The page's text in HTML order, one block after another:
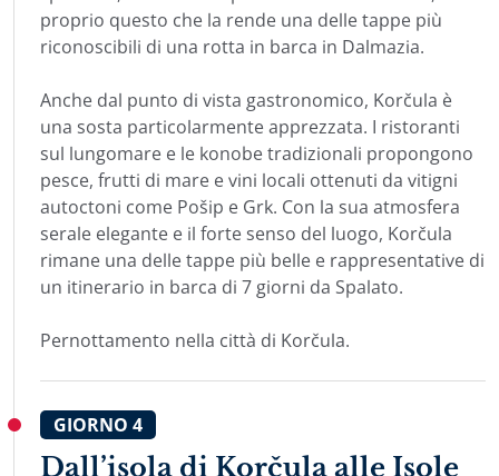
proprio questo che la rende una delle tappe più
riconoscibili di una rotta in barca in Dalmazia.
Anche dal punto di vista gastronomico, Korčula è
una sosta particolarmente apprezzata. I ristoranti
sul lungomare e le konobe tradizionali propongono
pesce, frutti di mare e vini locali ottenuti da vitigni
autoctoni come Pošip e Grk. Con la sua atmosfera
serale elegante e il forte senso del luogo, Korčula
rimane una delle tappe più belle e rappresentative di
un itinerario in barca di 7 giorni da Spalato.
Pernottamento nella città di Korčula.
GIORNO 4
Dall’isola di Korčula alle Isole